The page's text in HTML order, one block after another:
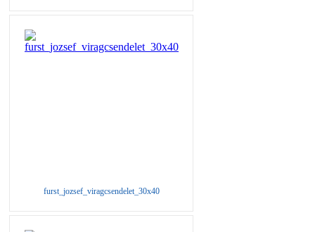
furst_jozsef_viragcsendelet_30x40